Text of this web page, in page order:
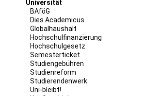
Universität
BAföG
Dies Academicus
Globalhaushalt
Hochschulfinanzierung
Hochschulgesetz
Semesterticket
Studiengebühren
Studienreform
Studierendenwerk
Uni-bleibt!